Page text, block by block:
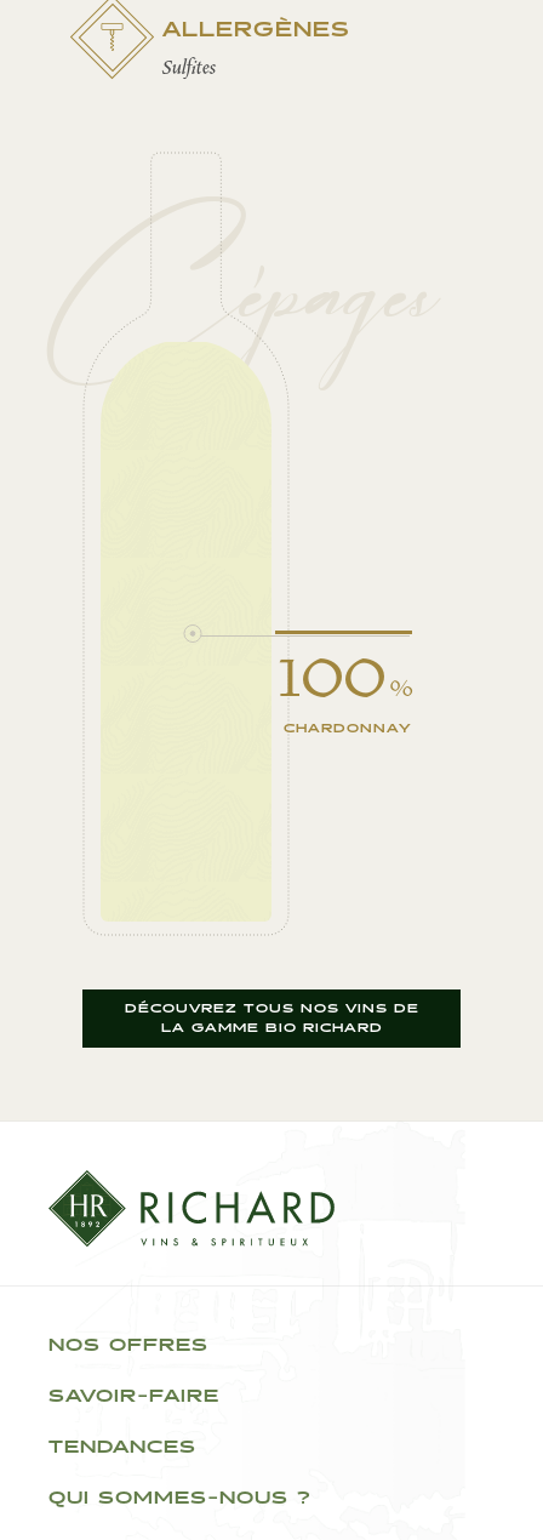
ALLERGÈNES
Sulfites
Cépages
100%
CHARDONNAY
DÉCOUVREZ TOUS NOS VINS DE
LA GAMME BIO RICHARD
NOS OFFRES
SAVOIR-FAIRE
TENDANCES
QUI SOMMES-NOUS ?